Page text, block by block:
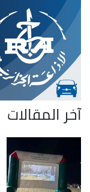
آخر المقالات